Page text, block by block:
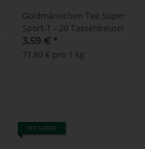
Goldmännchen Tee Super
Sport-T - 20 Tassenbeutel
3,59 € *
71,80 € pro 1 kg
AUF LAGER